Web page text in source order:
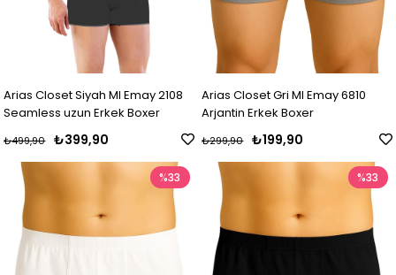
Arias Closet Siyah MI Emay 2108
Seamless uzun Erkek Boxer
₺399,90
₺499,90
Arias Closet Gri MI Emay 6810
Arjantin Erkek Boxer
₺199,90
₺299,90
%33 %33